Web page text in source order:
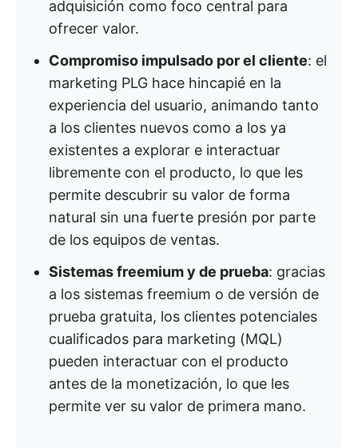
adquisición como foco central para
ofrecer valor.
Compromiso impulsado por el cliente: el
marketing PLG hace hincapié en la
experiencia del usuario, animando tanto
a los clientes nuevos como a los ya
existentes a explorar e interactuar
libremente con el producto, lo que les
permite descubrir su valor de forma
natural sin una fuerte presión por parte
de los equipos de ventas.
Sistemas freemium y de prueba: gracias
a los sistemas freemium o de versión de
prueba gratuita, los clientes potenciales
cualificados para marketing (MQL)
pueden interactuar con el producto
antes de la monetización, lo que les
permite ver su valor de primera mano.